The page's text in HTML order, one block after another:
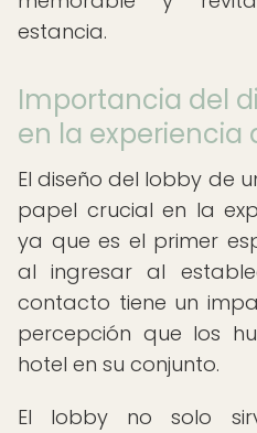
estancia.
Importancia del
en la experiencia
El diseño del lobby de
papel crucial en la
ya que es el primer
al ingresar al
contacto tiene un
percepción que los
hotel en su conjunto.
El lobby no solo